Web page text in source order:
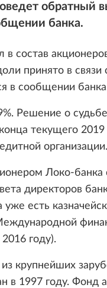
обратный
банка.
в состав
принято в связи
в сообщении
Решение о
текущего
организации.
Локо-банка
директоров
есть
году).
из крупнейших
в 1997 году. Фонд